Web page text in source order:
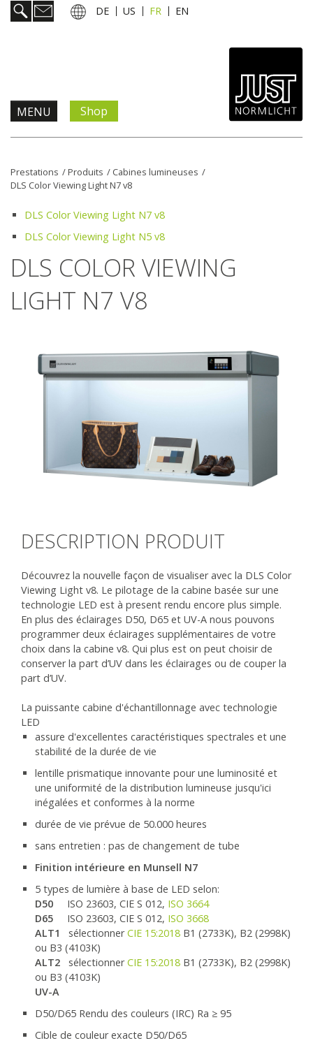
DE US FR EN
MENU
Informations & services
Actualités
L'entreprise
Contact
Shop
Prestations /Produits / Cabines lumineuses /
DLS Color Viewing Light N7 v8
DLS Color Viewing Light N7 v8
DLS Color Viewing Light N5 v8
DLS COLOR VIEWING
LIGHT N7 V8
DESCRIPTION PRODUIT
Découvrez la nouvelle façon de visualiser avec la DLS Color
Viewing Light v8. Le pilotage de la cabine basée sur une
technologie LED est à present rendu encore plus simple.
En plus des éclairages D50, D65 et UV-A nous pouvons
programmer deux éclairages supplémentaires de votre
choix dans la cabine v8. Qui plus est on peut choisir de
conserver la part d’UV dans les éclairages ou de couper la
part d’UV.
La puissante cabine d'échantillonnage avec technologie
LED
assure d'excellentes caractéristiques spectrales et une
stabilité de la durée de vie
lentille prismatique innovante pour une luminosité et
une uniformité de la distribution lumineuse jusqu'ici
inégalées et conformes à la norme
durée de vie prévue de 50.000 heures
sans entretien : pas de changement de tube
Finition intérieure en Munsell N7
5 types de lumière à base de LED selon:
D50 ISO 23603, CIE S 012, ISO 3664
D65 ISO 23603, CIE S 012, ISO 3668
ALT1 sélectionner CIE 15:2018 B1 (2733K), B2 (2998K)
ou B3 (4103K)
ALT2
sélectionnerCIE 15:2018 B1 (2733K), B2 (2998K)
ou B3 (4103K)
UV-A
D50/D65 Rendu des couleurs (IRC) Ra ≥ 95
Cible de couleur exacte D50/D65